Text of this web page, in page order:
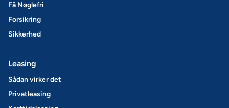
Få Nøglefri
Forsikring
Sikkerhed
Leasing
Sådan virker det
Privatleasing